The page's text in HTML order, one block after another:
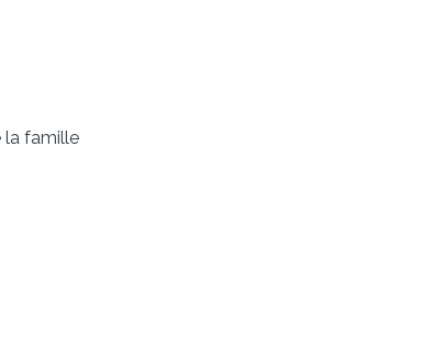
la famille